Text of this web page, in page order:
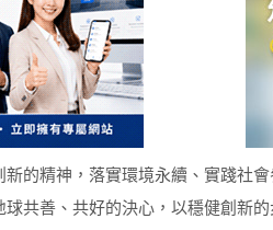
的精神，落實環境永續、實踐社
共善、共好的決心，以穩健創新的